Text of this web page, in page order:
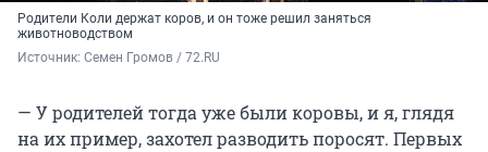
Родители Коли держат коров, и он тоже решил заняться
животноводством
Источник: Семен Громов / 72.RU
— У родителей тогда уже были коровы, и я, глядя
на их пример, захотел разводить поросят. Первых